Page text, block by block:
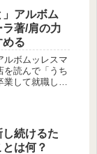
」アルボム
著/肩の力
める
ルボムッレスマ
を読んで「うち
業して就職して
の将来の不
続けるた
は何？